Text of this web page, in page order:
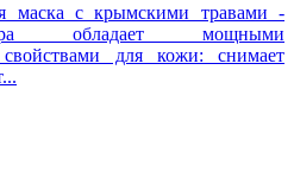
маска с крымскими травами -
обладает мощными
для кожи: снимает